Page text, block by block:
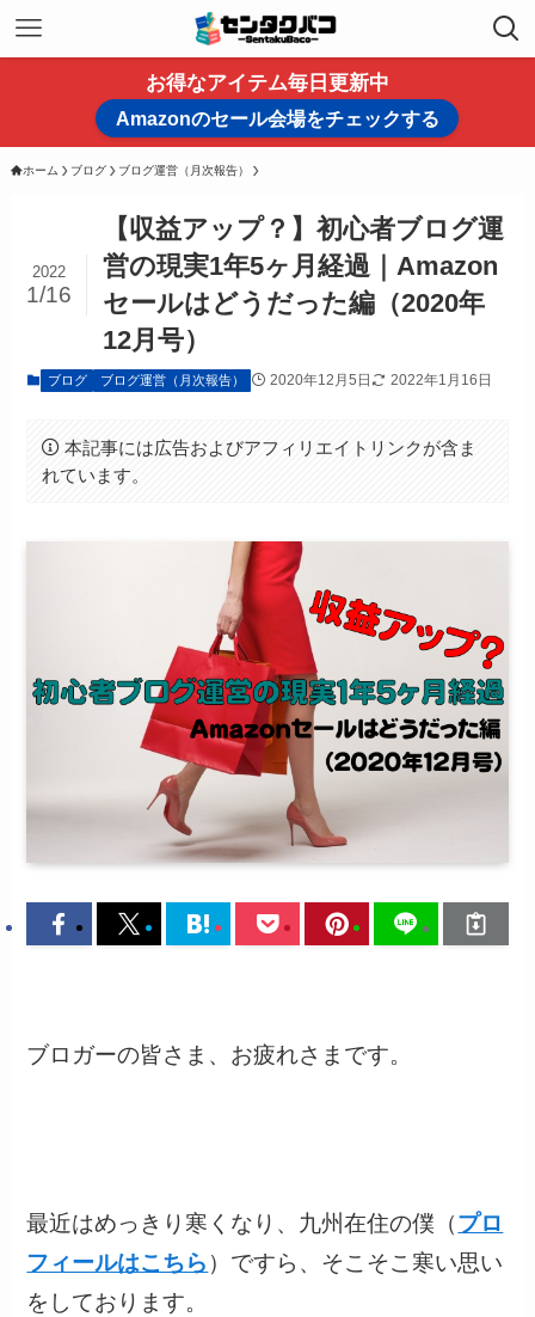
お得なアイテム毎日更新中
Amazonのセール会場をチェックする
ホーム ブログ ブログ運営（月次報告）
【収益アップ？】初心者ブログ運
営の現実1年5ヶ月経過｜Amazon
セールはどうだった編（2020年
12月号）
2022
1/16
ブログ ブログ運営（月次報告） 2020年12月5日 2022年1月16日
本記事には広告およびアフィリエイトリンクが含ま
れています。
ブロガーの皆さま、お疲れさまです。
最近はめっきり寒くなり、九州在住の僕（プロ
フィールはこちら ）ですら、そこそこ寒い思い
をしております。